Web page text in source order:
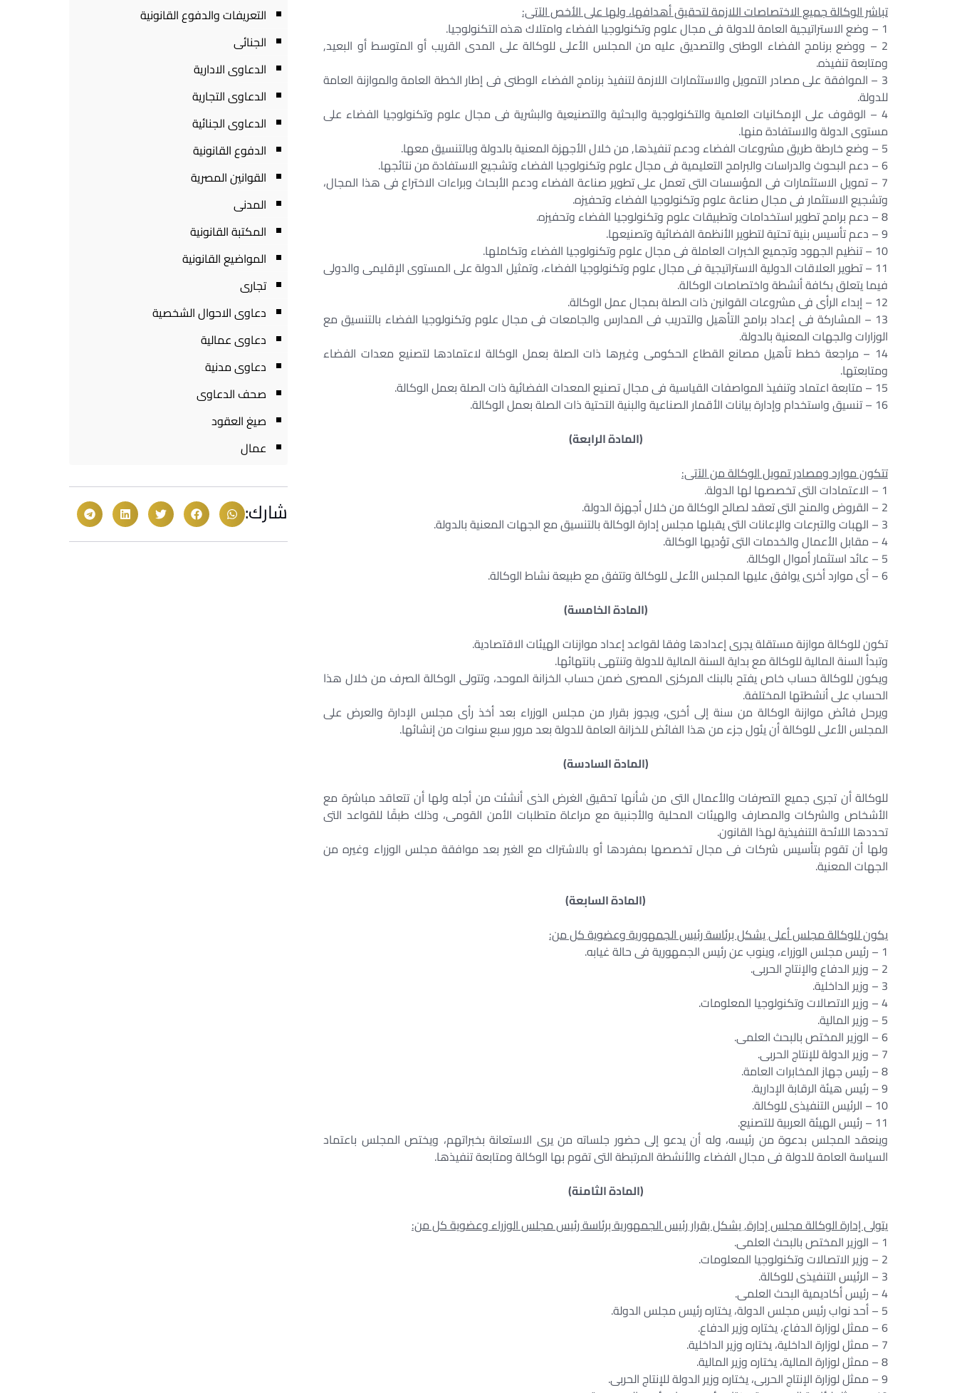
تباشر الوكالة جميع الاختصاصات اللازمة لتحقيق أهدافها، ولها على الأخص الآتى:
1 – وضع الاستراتيجية العامة للدولة فى مجال علوم وتكنولوجيا الفضاء وامتلاك هذه التكنولوجيا.
2 – ووضع برنامج الفضاء الوطنى والتصديق عليه من المجلس الأعلى للوكالة على المدى القريب أو المتوسط أو البعيد,
ومتابعة تنفيذه.
3 – الموافقة على مصادر التمويل والاستثمارات اللازمة لتنفيذ برنامج الفضاء الوطنى فى إطار الخطة العامة والموازنة العامة
للدولة.
4 – الوقوف على الإمكانيات العلمية والتكنولوجية والبحثية والتصنيعية والبشرية فى مجال علوم وتكنولوجيا الفضاء على
مستوى الدولة والاستفادة منها.
5 – وضع خارطة طريق مشروعات الفضاء ودعم تنفيذها, من خلال الأجهزة المعنية بالدولة وبالتنسيق معها.
6 – دعم البحوث والدراسات والبرامج التعليمية فى مجال علوم وتكنولوجيا الفضاء وتشجيع الاستفادة من نتائجها.
7 – تمويل الاستثمارات فى المؤسسات التى تعمل على تطوير صناعة الفضاء ودعم الأبحاث وبراءات الاختراع فى هذا المجال،
وتشجيع الاستثمار فى مجال صناعة علوم وتكنولوجيا الفضاء وتحفيزه.
8 – دعم برامج تطوير استخدامات وتطبيقات علوم وتكنولوجيا الفضاء وتحفيزه.
9 – دعم تأسيس بنية تحتية لتطوير الأنظمة الفضائية وتصنيعها.
10 – تنظيم الجهود وتجميع الخبرات العاملة فى مجال علوم وتكنولوجيا الفضاء وتكاملها.
11 – تطوير العلاقات الدولية الاستراتيجية فى مجال علوم وتكنولوجيا الفضاء، وتمثيل الدولة على المستوى الإقليمى والدولى
فيما يتعلق بكافة أنشطة واختصاصات الوكالة.
12 – إبداء الرأى فى مشروعات القوانين ذات الصلة بمجال عمل الوكالة.
13 – المشاركة فى إعداد برامج التأهيل والتدريب فى المدارس والجامعات فى مجال علوم وتكنولوجيا الفضاء بالتنسيق مع
الوزارات والجهات المعنية بالدولة.
14 – مراجعة خطط تأهيل مصانع القطاع الحكومى وغيرها ذات الصلة بعمل الوكالة لاعتمادها لتصنيع معدات الفضاء
ومتابعتها.
15 – متابعة اعتماد وتنفيذ المواصفات القياسية فى مجال تصنيع المعدات الفضائية ذات الصلة بعمل الوكالة.
16 – تنسيق واستخدام وإدارة بيانات الأقمار الصناعية والبنية التحتية ذات الصلة بعمل الوكالة.
(المادة الرابعة)
تتكون موارد ومصادر تمويل الوكالة من الآتى:
1 – الاعتمادات التى تخصصها لها الدولة.
2 – القروض والمنح التى تعقد لصالح الوكالة من خلال أجهزة الدولة.
3 – الهبات والتبرعات والإعانات التى يقبلها مجلس إدارة الوكالة بالتنسيق مع الجهات المعنية بالدولة.
4 – مقابل الأعمال والخدمات التى تؤديها الوكالة.
5 – عائد استثمار أموال الوكالة.
6 – أى موارد أخرى يوافق عليها المجلس الأعلى للوكالة وتتفق مع طبيعة نشاط الوكالة.
(المادة الخامسة)
تكون للوكالة موازنة مستقلة يجرى إعدادها وفقا لقواعد إعداد موازنات الهيئات الاقتصادية.
وتبدأ السنة المالية للوكالة مع بداية السنة المالية للدولة وتنتهى بانتهائها.
ويكون للوكالة حساب خاص يفتح بالبنك المركزى المصرى ضمن حساب الخزانة الموحد، وتتولى الوكالة الصرف من خلال هذا
الحساب على أنشطتها المختلفة.
ويرحل فائض موازنة الوكالة من سنة إلى أخرى، ويجوز بقرار من مجلس الوزراء بعد أخذ رأى مجلس الإدارة والعرض على
المجلس الأعلى للوكالة أن يئول جزء من هذا الفائض للخزانة العامة للدولة بعد مرور سبع سنوات من إنشائها.
(المادة السادسة)
للوكالة أن تجرى جميع التصرفات والأعمال التى من شأنها تحقيق الغرض الذى أنشئت من أجله ولها أن تتعاقد مباشرة مع
الأشخاص والشركات والمصارف والهيئات المحلية والأجنبية مع مراعاة متطلبات الأمن القومى، وذلك طبقًا للقواعد التى
تحددها اللائحة التنفيذية لهذا القانون.
ولها أن تقوم بتأسيس شركات فى مجال تخصصها بمفردها أو بالاشتراك مع الغير بعد موافقة مجلس الوزراء وغيره من
الجهات المعنية.
(المادة السابعة)
يكون للوكالة مجلس أعلى يشكل برئاسة رئيس الجمهورية وعضوية كل من:
1 – رئيس مجلس الوزراء، وينوب عن رئيس الجمهورية فى حالة غيابه.
2 – وزير الدفاع والإنتاج الحربى.
3 – وزير الداخلية.
4 – وزير الاتصالات وتكنولوجيا المعلومات.
5 – وزير المالية.
6 – الوزير المختص بالبحث العلمى.
7 – وزير الدولة للإنتاج الحربى.
8 – رئيس جهاز المخابرات العامة.
9 – رئيس هيئة الرقابة الإدارية.
10 – الرئيس التنفيذى للوكالة.
11 – رئيس الهيئة العربية للتصنيع.
وينعقد المجلس بدعوة من رئيسه، وله أن يدعو إلى حضور جلساته من يرى الاستعانة بخبراتهم، ويختص المجلس باعتماد
السياسة العامة للدولة فى مجال الفضاء والأنشطة المرتبطة التى تقوم بها الوكالة ومتابعة تنفيذها.
(المادة الثامنة)
يتولى إدارة الوكالة مجلس إدارة, يشكل بقرار رئيس الجمهورية برئاسة رئيس مجلس الوزراء وعضوية كل من:
1 – الوزير المختص بالبحث العلمى.
2 – وزير الاتصالات وتكنولوجيا المعلومات.
3 – الرئيس التنفيذى للوكالة.
4 – رئيس أكاديمية البحث العلمى.
5 – أحد نواب رئيس مجلس الدولة، يختاره رئيس مجلس الدولة.
6 – ممثل لوزارة الدفاع، يختاره وزير الدفاع.
7 – ممثل لوزارة الداخلية، يختاره وزير الداخلية.
8 – ممثل لوزارة المالية، يختاره وزير المالية.
9 – ممثل لوزارة الإنتاج الحربى، يختاره وزير الدولة للإنتاج الحربى.
التعريفات والدفوع القانونية
الجنائى
الدعاوى الادارية
الدعاوى التجارية
الدعاوى الجنائية
الدفوع القانونية
القوانين المصرية
المدنى
المكتبة القانونية
المواضيع القانونية
تجارى
دعاوى الاحوال الشخصية
دعاوى عمالية
دعاوى مدنية
صحف الدعاوى
صيغ العقود
عمال
شارك: